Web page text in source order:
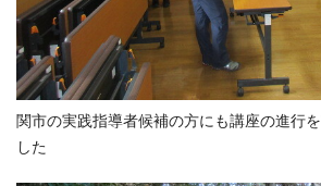
関市の実践指導者候補の方にも講座の進行
した